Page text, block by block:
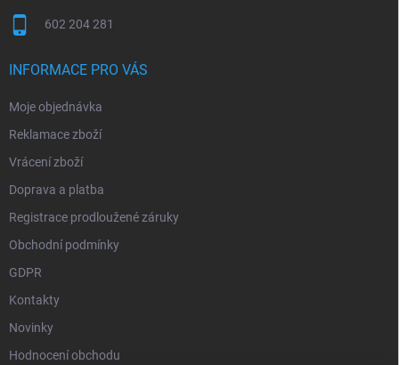
602 204 281
INFORMACE PRO VÁS
Moje objednávka
Reklamace zboží
Vrácení zboží
Doprava a platba
Registrace prodloužené záruky
Obchodní podmínky
GDPR
Kontakty
Novinky
Hodnocení obchodu